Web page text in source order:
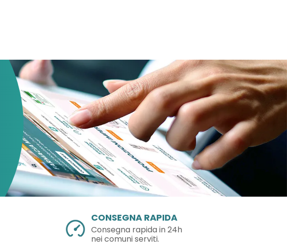
CONSEGNA RAPIDA
Consegna rapida in 24h
nei comuni serviti.